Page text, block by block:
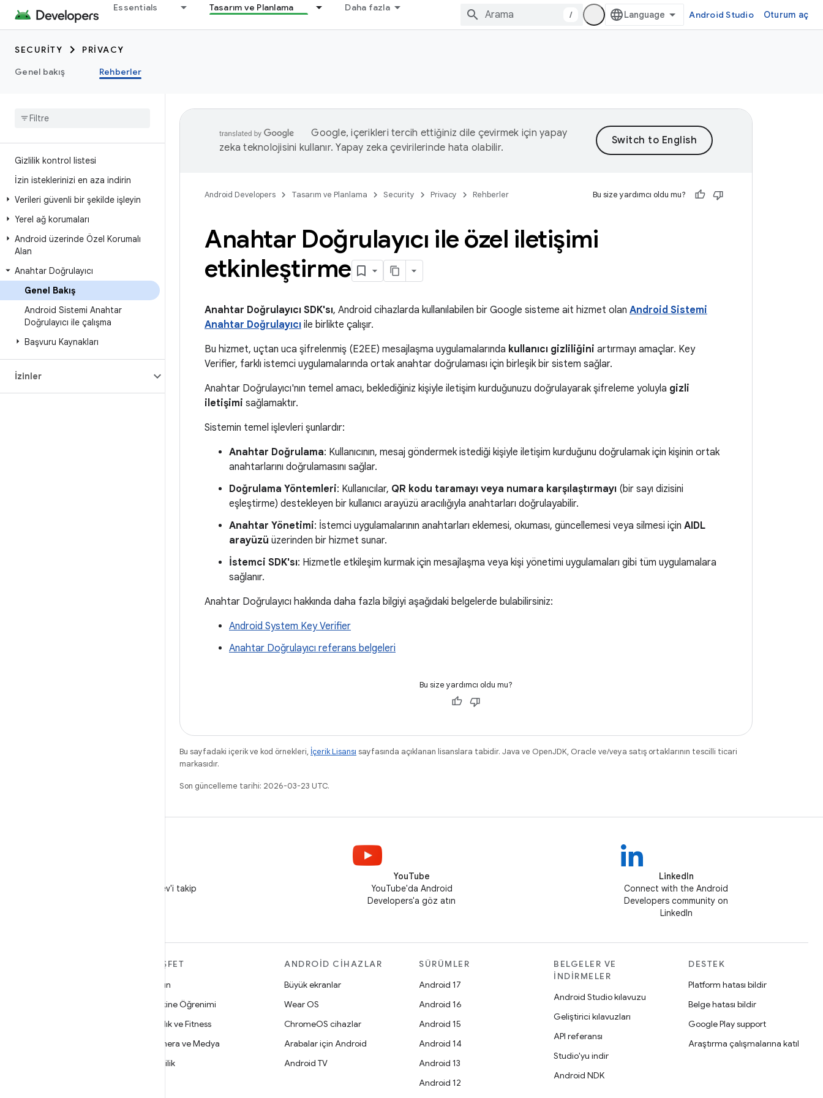
Essentials Tasarım ve Planlama Daha fazla
/ Android Studio Oturum aç
SECURITY
PRIVACY
Genel bakış
Rehberler
Gizlilik kontrol listesi
İzin isteklerinizi en aza indirin
Verileri güvenli bir şekilde işleyin
Yerel ağ korumaları
Android üzerinde Özel Korumalı
Alan
Anahtar Doğrulayıcı
Genel Bakış
Android Sistemi Anahtar
Doğrulayıcı ile çalışma
Başvuru Kaynakları
İzinler
Google, içerikleri tercih ettiğiniz dile çevirmek için yapay
zeka teknolojisini kullanır. Yapay zeka çevirilerinde hata olabilir.
Android Developers Tasarım ve Planlama Security Privacy Rehberler Bu size yardımcı oldu mu?
Anahtar Doğrulayıcı ile özel iletişimi
etkinleştirme
Anahtar Doğrulayıcı SDK'sı, Android cihazlarda kullanılabilen bir Google sisteme ait hizmet olan Android Sistemi
Anahtar Doğrulayıcı ile birlikte çalışır.
Bu hizmet, uçtan uca şifrelenmiş (E2EE) mesajlaşma uygulamalarında kullanıcı gizliliğini artırmayı amaçlar. Key
Verifier, farklı istemci uygulamalarında ortak anahtar doğrulaması için birleşik bir sistem sağlar.
Anahtar Doğrulayıcı'nın temel amacı, beklediğiniz kişiyle iletişim kurduğunuzu doğrulayarak şifreleme yoluyla gizli
iletişimi sağlamaktır.
Sistemin temel işlevleri şunlardır:
Anahtar Doğrulama: Kullanıcının, mesaj göndermek istediği kişiyle iletişim kurduğunu doğrulamak için kişinin ortak
anahtarlarını doğrulamasını sağlar.
Doğrulama Yöntemleri: Kullanıcılar, QR kodu taramayı veya numara karşılaştırmayı (bir sayı dizisini
eşleştirme) destekleyen bir kullanıcı arayüzü aracılığıyla anahtarları doğrulayabilir.
Anahtar Yönetimi: İstemci uygulamalarının anahtarları eklemesi, okuması, güncellemesi veya silmesi için AIDL
arayüzü üzerinden bir hizmet sunar.
İstemci SDK'sı: Hizmetle etkileşim kurmak için mesajlaşma veya kişi yönetimi uygulamaları gibi tüm uygulamalara
sağlanır.
Anahtar Doğrulayıcı hakkında daha fazla bilgiyi aşağıdaki belgelerde bulabilirsiniz:
Android System Key Verifier
Anahtar Doğrulayıcı referans belgeleri
Bu size yardımcı oldu mu?
Bu sayfadaki içerik ve kod örnekleri, İçerik Lisansı sayfasında açıklanan lisanslara tabidir. Java ve OpenJDK, Oracle ve/veya satış ortaklarının tescilli ticari
markasıdır.
Son güncelleme tarihi: 2026-03-23 UTC.
X'te @AndroidDev'i takip
YouTube
YouTube'da Android
Developers'a göz atın
LinkedIn
Connect with the Android
Developers community on
LinkedIn
KEŞFET
Oyun
Makine Öğrenimi
Sağlık ve Fitness
Kamera ve Medya
Gizlilik
ANDROID CIHAZLAR
Büyük ekranlar
Wear OS
ChromeOS cihazlar
Arabalar için Android
Android TV
SÜRÜMLER
Android 17
Android 16
Android 15
Android 14
Android 13
Android 12
BELGELER VE
İNDIRMELER
Android Studio kılavuzu
Geliştirici kılavuzları
API referansı
Studio'yu indir
Android NDK
DESTEK
Platform hatası bildir
Belge hatası bildir
Google Play support
Araştırma çalışmalarına katıl